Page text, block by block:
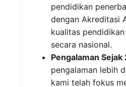
pendidikan
dengan Akreditasi
kualitas
secara nasional.
Pengalaman Sejak
pengalaman lebih
kami telah fokus